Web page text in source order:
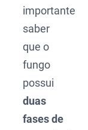
importante
saber
que o
fungo
possui
duas
fases de